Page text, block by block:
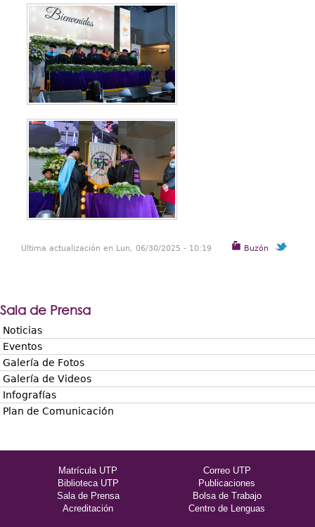
Buzón
Última actualización en Lun, 06/30/2025 - 10:19
Sala de Prensa
Noticias
Eventos
Galería de Fotos
Galería de Videos
Infografías
Plan de Comunicación
Matrícula UTP
Correo UTP
Biblioteca UTP
Publicaciones
Sala de Prensa
Bolsa de Trabajo
Acreditación
Centro de Lenguas